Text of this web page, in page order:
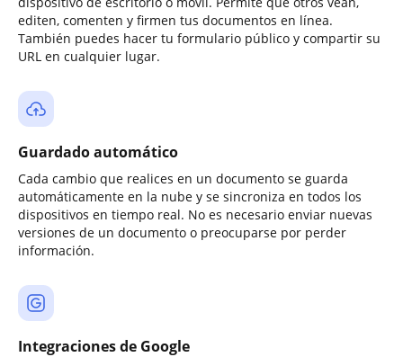
editen, comenten y firmen tus documentos en línea.
También puedes hacer tu formulario público y compartir su
URL en cualquier lugar.
Guardado automático
Cada cambio que realices en un documento se guarda
automáticamente en la nube y se sincroniza en todos los
dispositivos en tiempo real. No es necesario enviar nuevas
versiones de un documento o preocuparse por perder
información.
Integraciones de Google